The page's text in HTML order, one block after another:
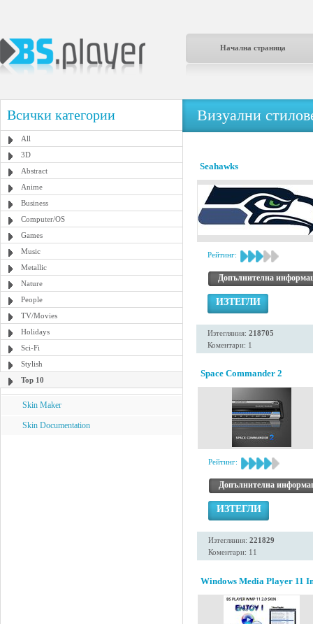
Начална страница
Всички категории
All
3D
Abstract
Anime
Business
Computer/OS
Games
Music
Metallic
Nature
People
TV/Movies
Holidays
Sci-Fi
Stylish
Top 10
Skin Maker
Skin Documentation
Визуални
Seahawks
Рейтинг:
Допълнителна
ИЗТЕГЛИ
Изтегляния: 218705
Коментари: 1
Space Commander 2
Рейтинг:
Допълнителна
ИЗТЕГЛИ
Изтегляния: 221829
Коментари: 11
Windows Media Player 11